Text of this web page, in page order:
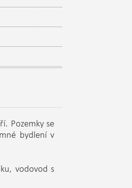
Pozemky se
bydlení v
vodovod s